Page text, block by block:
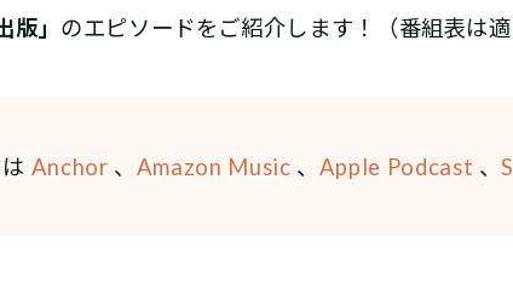
版」 のエピソードをご紹介します！（番組表は適
Anchor 、 Amazon Music 、 Apple Podcast 、